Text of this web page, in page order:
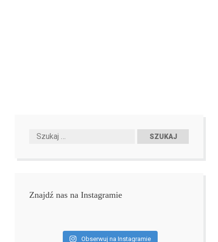
Znajdź nas na Instagramie
Obserwuj na Instagramie